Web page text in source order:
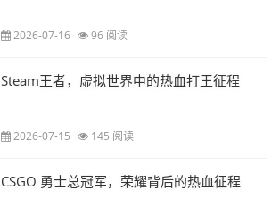
2026-07-16 96 阅读
Steam王者，虚拟世界中的热血打王征程
2026-07-15 145 阅读
CSGO 勇士总冠军，荣耀背后的热血征程